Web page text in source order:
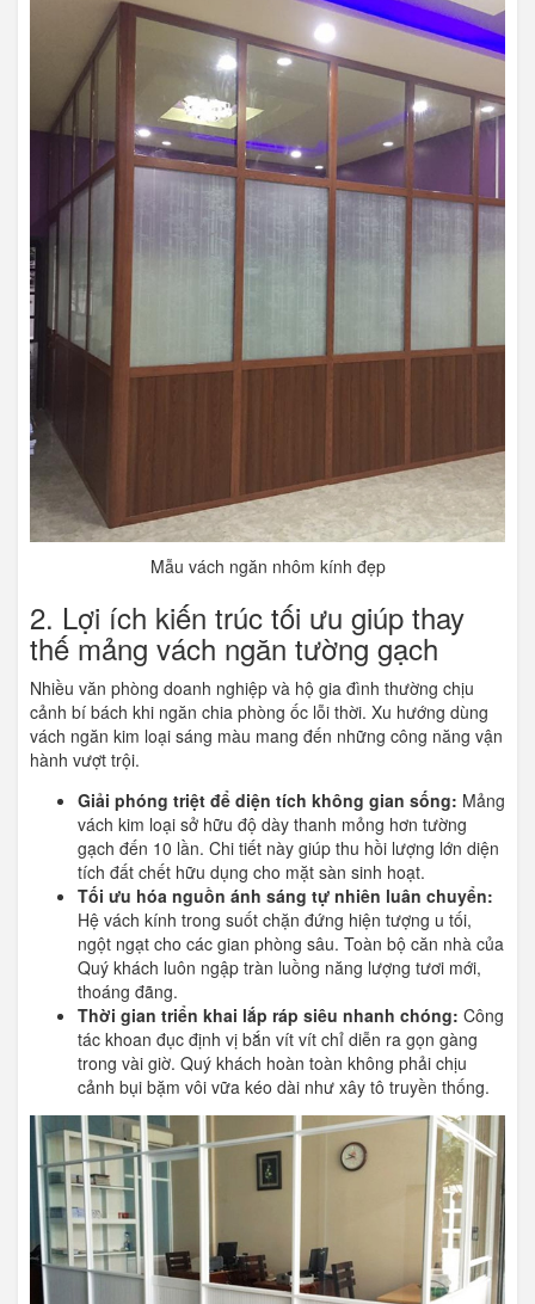
Mẫu vách ngăn nhôm kính đẹp
2. Lợi ích kiến trúc tối ưu giúp thay
thế mảng vách ngăn tường gạch
Nhiều văn phòng doanh nghiệp và hộ gia đình thường chịu
cảnh bí bách khi ngăn chia phòng ốc lỗi thời. Xu hướng dùng
vách ngăn kim loại sáng màu mang đến những công năng vận
hành vượt trội.
Giải phóng triệt để diện tích không gian sống: Mảng
vách kim loại sở hữu độ dày thanh mỏng hơn tường
gạch đến 10 lần. Chi tiết này giúp thu hồi lượng lớn diện
tích đất chết hữu dụng cho mặt sàn sinh hoạt.
Tối ưu hóa nguồn ánh sáng tự nhiên luân chuyển:
Hệ vách kính trong suốt chặn đứng hiện tượng u tối,
ngột ngạt cho các gian phòng sâu. Toàn bộ căn nhà của
Quý khách luôn ngập tràn luồng năng lượng tươi mới,
thoáng đãng.
Thời gian triển khai lắp ráp siêu nhanh chóng: Công
tác khoan đục định vị bắn vít vít chỉ diễn ra gọn gàng
trong vài giờ. Quý khách hoàn toàn không phải chịu
cảnh bụi bặm vôi vữa kéo dài như xây tô truyền thống.